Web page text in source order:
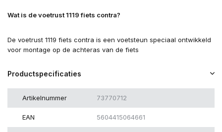
Wat is de voetrust 1119 fiets contra?
De voetrust 1119 fiets contra is een voetsteun speciaal ontwikkeld
voor montage op de achteras van de fiets
Productspecificaties
Artikelnummer 73770712
EAN 5604415064661